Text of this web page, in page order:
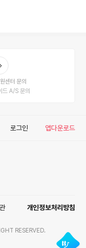
센터 문의
드 A/S 문의
로그인 앱다운로드
개인정보처리방침
RESERVED.